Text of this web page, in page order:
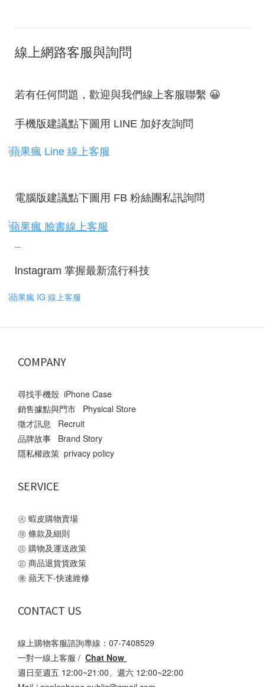
線上網路客服與詢問
若有任何問題，歡迎與我們線上客服聯繫 😀
手機版建議點下圖用 LINE 加好友詢問
電腦版建議點下圖用 FB 粉絲團私訊詢問
lnstagram 掌握最新流行科技
COMPANY
尋找手機殼 iPhone Case
銷售據點與門市 Physical Store
徵才訊息 Recruit
品牌故事 Brand Story
隱私權政策 privacy policy
SERVICE
㊋ 蝦皮購物賣場
㊠ 條款及細則
㊟ 購物及運送政策
㊣ 商品退貨貨政策
㊝ 蘋天下-快速維修
CONTACT US
線上購物客服諮詢專線：07-7408529
一對一線上客服 / Chat Now
週日至週五 12:00~21:00、週六 12:00~22:00